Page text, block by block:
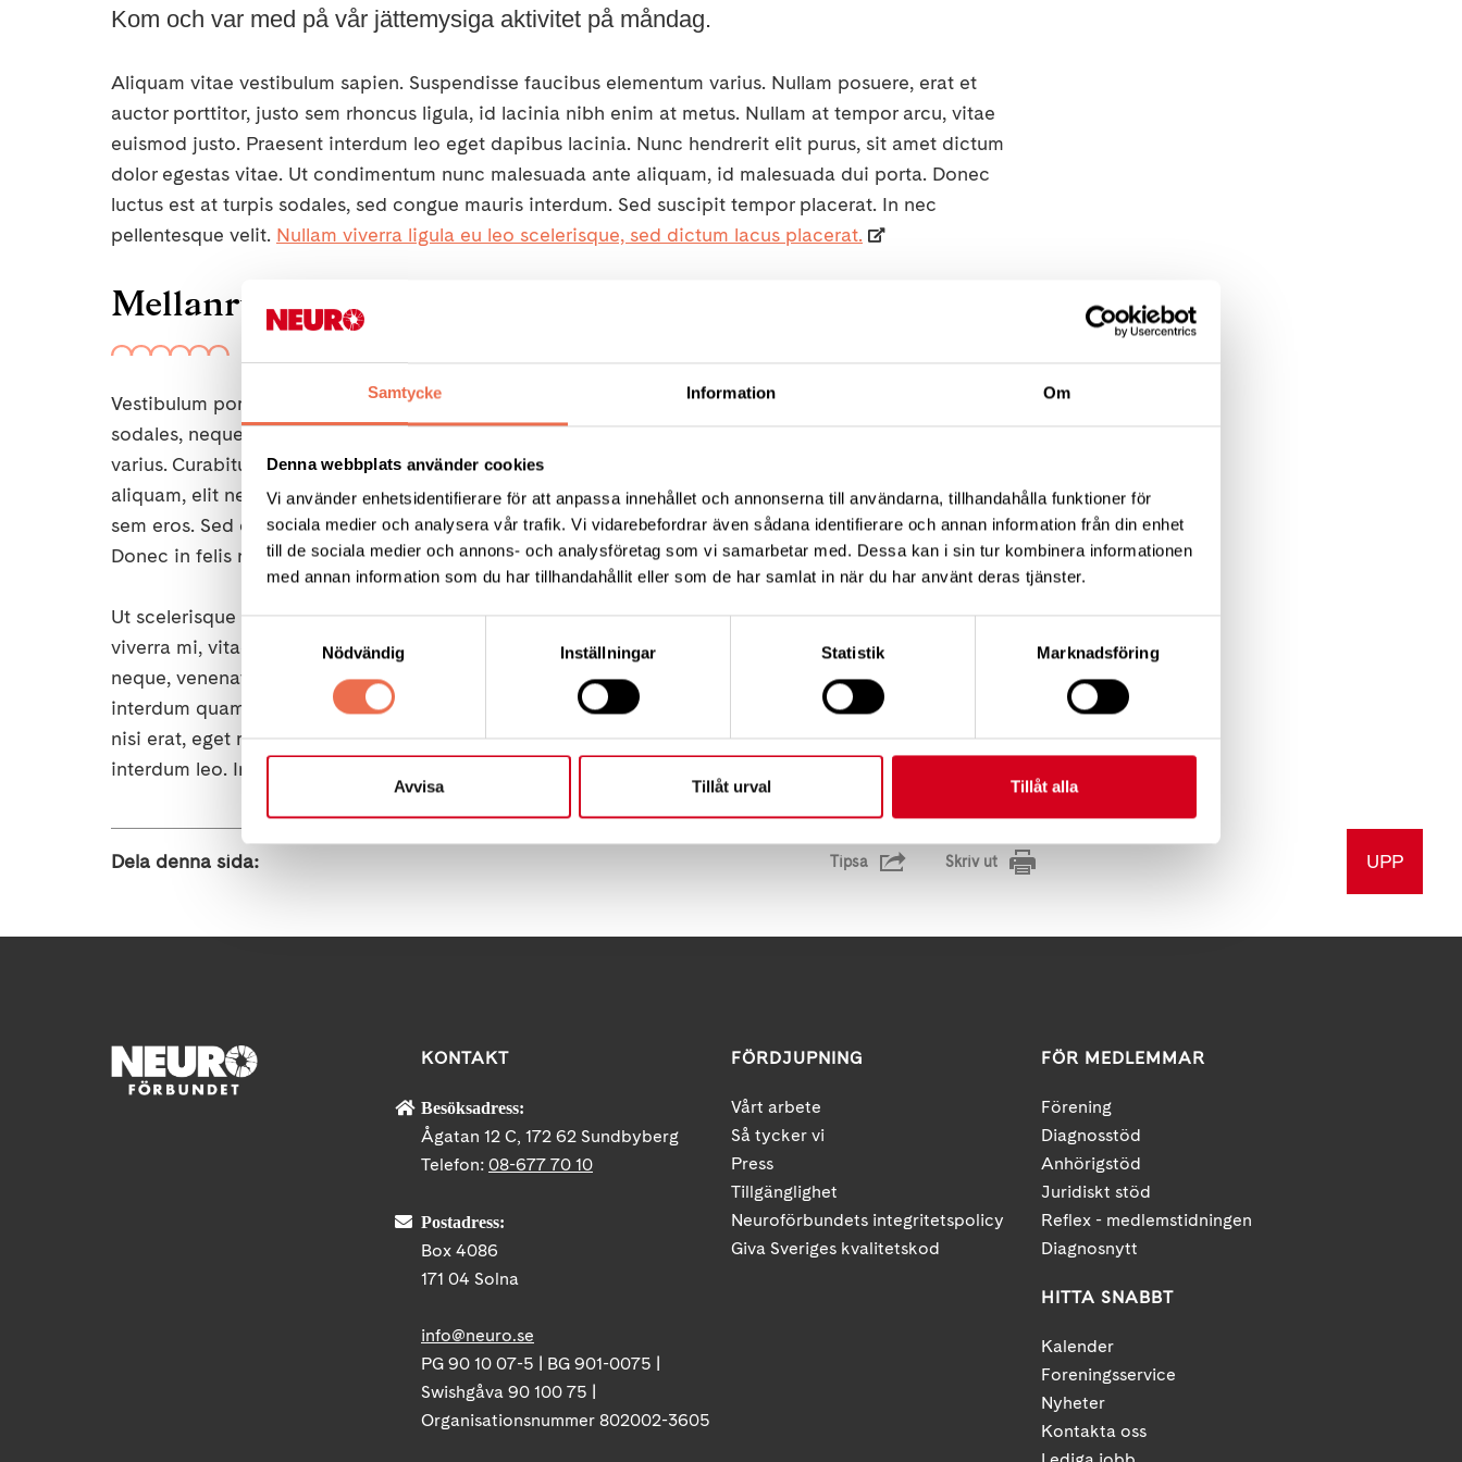
Samtycke Information Om
Denna webbplats använder cookies
Vi använder enhetsidentifierare för att anpassa innehållet och annonserna till användarna, tillhandahålla funktioner för
sociala medier och analysera vår trafik. Vi vidarebefordrar även sådana identifierare och annan information från din enhet
till de sociala medier och annons- och analysföretag som vi samarbetar med. Dessa kan i sin tur kombinera informationen
med annan information som du har tillhandahållit eller som de har samlat in när du har använt deras tjänster.
Nödvändig
Inställningar Statistik Marknadsföring
Avvisa Tillåt urval Tillåt alla
Kom och var med på vår jättemysiga aktivitet på måndag.
Aliquam vitae vestibulum sapien. Suspendisse faucibus elementum varius. Nullam posuere, erat et
auctor porttitor, justo sem rhoncus ligula, id lacinia nibh enim at metus. Nullam at tempor arcu, vitae
euismod justo. Praesent interdum leo eget dapibus lacinia. Nunc hendrerit elit purus, sit amet dictum
dolor egestas vitae. Ut condimentum nunc malesuada ante aliquam, id malesuada dui porta. Donec
luctus est at turpis sodales, sed congue mauris interdum. Sed suscipit tempor placerat. In nec
pellentesque velit. Nullam viverra ligula eu leo scelerisque, sed dictum lacus placerat.
Mellanrubrik
Vestibulum porttitor arcu eget ipsum ornare ullamcorper. Proin pulvinar, risus condimentum venenatis
sodales, neque arcu auctor nunc, a placerat ante nunc et turpis. Aliquam blandit odio mollis vulputate
varius. Curabitur non massa vitae dui accumsan posuere. Sed ut est vitae dui vehicula porttitor. Donec
aliquam, elit nec ultrices laoreet, dui ante faucibus mauris, at commodo urna orci vel erat. Donec vitae
sem eros. Sed euismod quam eu viverra accumsan. Integer suscipit accumsan orci sit amet blandit.
Donec in felis neque. Praesent tincidunt eget purus in congue.
Ut scelerisque vulputate eleifend. Suspendisse et orci et purus dapibus condimentum. Maecenas non
viverra mi, vitae dapibus arcu. Praesent varius, nisl non molestie pulvinar, metus mauris ullamcorper
neque, venenatis tempus massa nisi sed odio. Proin leo nunc, interdum vitae turpis eget, posuere
interdum quam. Ut blandit pulvinar magna. Ut consectetur libero ut erat ultricies placerat. Nam blandit
nisi erat, eget rhoncus metus efficitur sit amet. Nullam ut tincidunt nulla. Morbi a felis tortor. Ut at
interdum leo. In luctus maximus odio, tristique faucibus augue commodo in.
Dela denna sida: Tipsa Skriv ut UPP
KONTAKT
Besöksadress:
Ågatan 12 C, 172 62 Sundbyberg
Telefon: 08-677 70 10
Postadress:
Box 4086
171 04 Solna
info@neuro.se
PG 90 10 07-5 | BG 901-0075 |
Swishgåva 90 100 75 |
Organisationsnummer 802002-3605
FÖRDJUPNING
Vårt arbete
Så tycker vi
Press
Tillgänglighet
Neuroförbundets integritetspolicy
Giva Sveriges kvalitetskod
FÖR MEDLEMMAR
Förening
Diagnosstöd
Anhörigstöd
Juridiskt stöd
Reflex - medlemstidningen
Diagnosnytt
HITTA SNABBT
Kalender
Foreningsservice
Nyheter
Kontakta oss